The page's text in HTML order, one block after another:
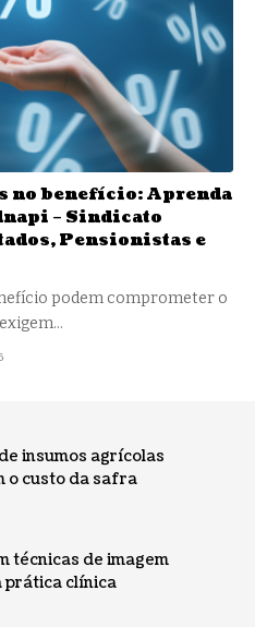
no benefício: Aprenda
– Sindicato
Pensionistas e
podem comprometer o
insumos agrícolas
o custo da safra
técnicas de imagem
prática clínica